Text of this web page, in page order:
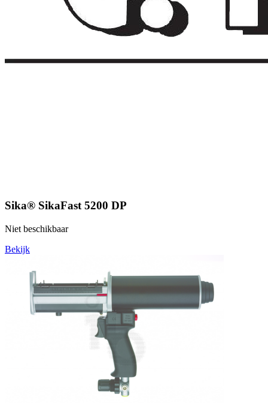
Sika® SikaFast 5200 DP
Niet beschikbaar
Bekijk